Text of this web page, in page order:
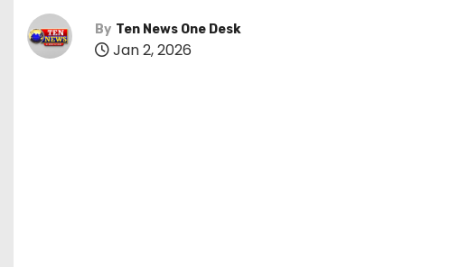
By Ten News One Desk
Jan 2, 2026